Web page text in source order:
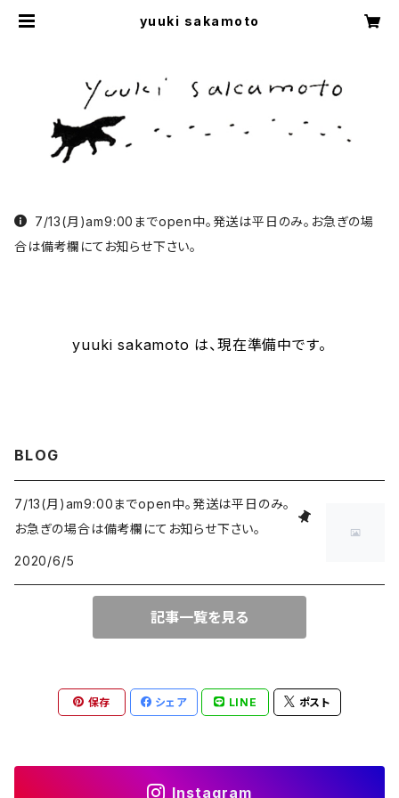
yuuki sakamoto
7/13(月)am9:00までopen中。発送は平日のみ。お急ぎの場
合は備考欄にてお知らせ下さい。
yuuki sakamoto は、現在準備中です。
BLOG
7/13(月)am9:00までopen中。発送は平日のみ。
お急ぎの場合は備考欄にてお知らせ下さい。
2020/6/5
記事一覧を見る
保存 シェア LINE ポスト
Instagram